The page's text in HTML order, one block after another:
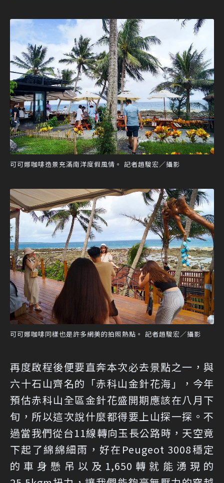
可可娜咖啡造景充滿南洋度假風情。 記者趙駿宏／攝影
可可娜咖啡同樣也是許多網美的拍照熱點。 記者趙駿宏／攝影
再度啟程後便要直奔本次必去景點之一，與
六十石山齊名的「赤科山金針花海」，今年
預估赤科山全區金針花盛開期應該在八月下
旬，所以這次說什麼都得要上山探一探。不
過當我們從台11線轉向玉長公路時，天空竟
下起了綿綿細雨，好在Peugeot 3008穩定
的車身懸吊以及1,650轉就能湧現的